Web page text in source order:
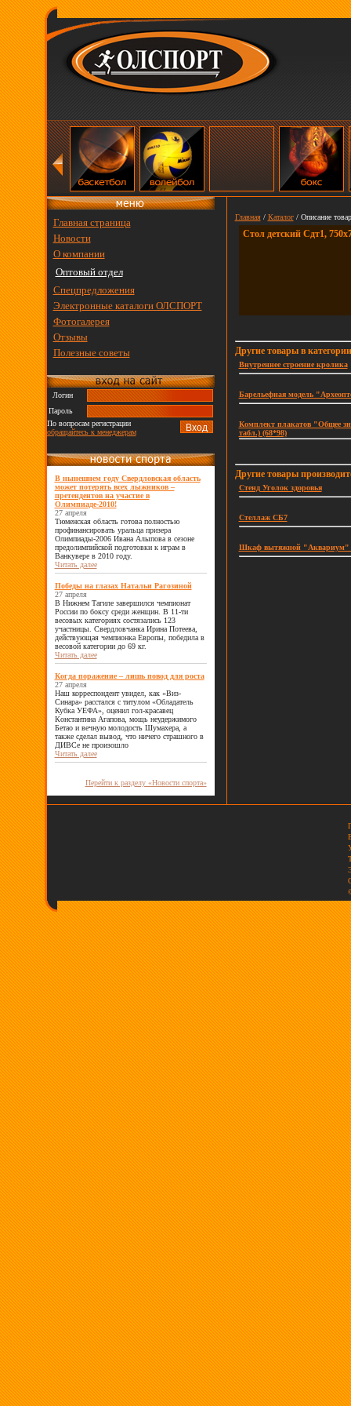
Главная страница
Новости
О компании
Оптовый отдел
Спецпредложения
Электронные каталоги ОЛСПОРТ
Фотогалерея
Отзывы
Полезные советы
Логин
Пароль
По вопросам регистрации
обращайтесь к менеджерам
В нынешнем году Свердловская область
может потерять всех лыжников –
претендентов на участие в
Олимпиаде-2010!
27 апреля
Тюменская область готова полностью
профинансировать уральца призера
Олимпиады-2006 Ивана Алыпова в сезоне
предолимпийской подготовки к играм в
Ванкувере в 2010 году.
Читать далее
Победы на глазах Натальи Рагозиной
27 апреля
В Нижнем Тагиле завершился чемпионат
России по боксу среди женщин. В 11-ти
весовых категориях состязались 123
участницы. Свердловчанка Ирина Потеева,
действующая чемпионка Европы, победила в
весовой категории до 69 кг.
Читать далее
Когда поражение – лишь повод для роста
27 апреля
Наш корреспондент увидел, как «Виз-
Синара» расстался с титулом «Обладатель
Кубка УЕФА», оценил гол-красавец
Константина Агапова, мощь неудержимого
Бетао и вечную молодость Шумахера, а
также сделал вывод, что ничего страшного в
ДИВСе не произошло
Читать далее
Перейти к разделу «Новости спорта»
Главная/ Каталог/ Описание
Стол детский Сдт1,
Другие товары в
Внутреннее строение кролика
Барельефная модель
Комплект плакатов "Общее
табл.) (68*98)
Другие товары
Стенд Уголок здоровья
Стеллаж СБ7
Шкаф вытяжной